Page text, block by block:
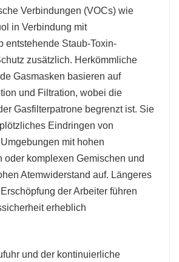
Verbindungen (VOCs) wie
in Verbindung mit
entstehende Staub-Toxin-
zusätzlich. Herkömmliche
Gasmasken basieren auf
und Filtration, wobei die
Gasfilterpatrone begrenzt ist. Sie
Eindringen von
mit hohen
oder komplexen Gemischen und
Atemwiderstand auf. Längeres
der Arbeiter führen
erheblich
und der kontinuierliche